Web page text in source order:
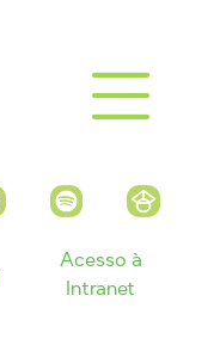
Acesso à
Intranet